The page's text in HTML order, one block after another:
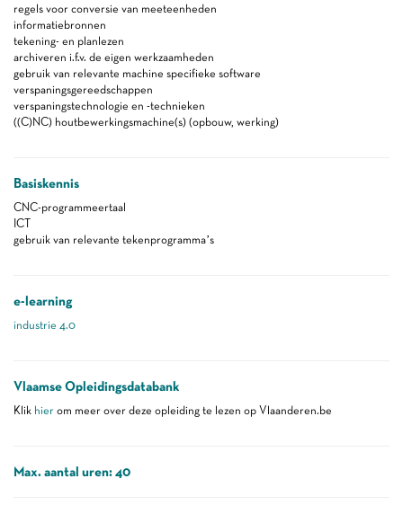
regels voor conversie van meeteenheden
informatiebronnen
tekening- en planlezen
archiveren i.f.v. de eigen werkzaamheden
gebruik van relevante machine specifieke software
verspaningsgereedschappen
verspaningstechnologie en -technieken
((C)NC) houtbewerkingsmachine(s) (opbouw, werking)
Basiskennis
CNC-programmeertaal
ICT
gebruik van relevante tekenprogramma’s
e-learning
industrie 4.0
Vlaamse Opleidingsdatabank
Klik hier om meer over deze opleiding te lezen op Vlaanderen.be
Max. aantal uren: 40